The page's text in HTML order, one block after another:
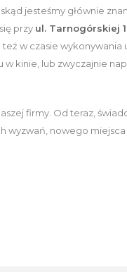
, skąd jesteśmy głównie
przy ul. Tarnogórskiej
w czasie
kinie, lub zwyczajnie
firmy. Od teraz,
wyzwań, nowego miejsca